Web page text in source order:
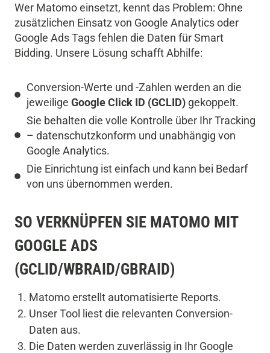
Wer Matomo einsetzt, kennt das Problem: Ohne
zusätzlichen Einsatz von Google Analytics oder
Google Ads Tags fehlen die Daten für Smart
Bidding. Unsere Lösung schafft Abhilfe:
Conversion-Werte und -Zahlen werden an die
jeweilige Google Click ID (GCLID) gekoppelt.
Sie behalten die volle Kontrolle über Ihr Tracking
– datenschutzkonform und unabhängig von
Google Analytics.
Die Einrichtung ist einfach und kann bei Bedarf
von uns übernommen werden.
SO VERKNÜPFEN SIE MATOMO MIT
GOOGLE ADS
(GCLID/WBRAID/GBRAID)
Matomo erstellt automatisierte Reports.
Unser Tool liest die relevanten Conversion-
Daten aus.
Die Daten werden zuverlässig in Ihr Google